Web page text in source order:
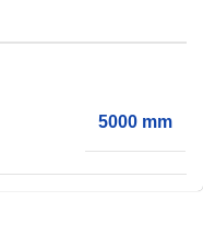
5000 mm